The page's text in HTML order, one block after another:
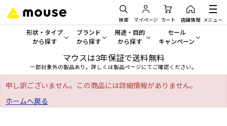
検索 マイページ カート 店舗情報 メニュー
形状・タイプ
から探す
形状・タイプから探す をすべてみる
デスクトップPC
ノートPC
ブランド
から探す
mouse
G TUNE
NEXTGEAR
用途・目的
から探す
一般向けパソコン
ゲーミングPC・ゲーム向けパソコン
クリエイティブ向け
セール
キャンペーン
セール・キャンペー
期間限定セール
マウスは3年保証で送料無料
一部対象外の製品あり。詳しくは製品ページにてご確認ください。
申し訳ございません。この商品には詳細情報がありません。
ホームへ戻る